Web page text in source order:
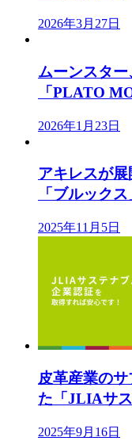
2026年3月27日
ムーンスタ
「PLATO
2026年1月23日
アキレスが
「ブルック
2025年11月5日
皮革産業の
た「JLIAサ
2025年9月16日